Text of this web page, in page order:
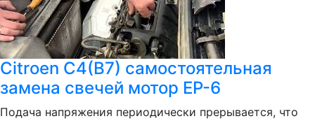
Citroen C4(B7) самостоятельная
замена свечей мотор EP-6
Подача напряжения периодически прерывается, что